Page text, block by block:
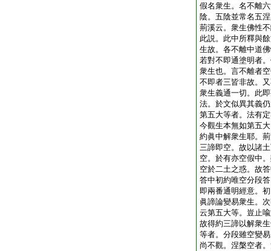
假名衆生。名不離
陰。五陰並常名五
荊溪云。衆生佛性
此説。此中所釋與
生故。各不離中道
若對不即通塗明者
衆生也。言不離者
不即者三皆非故。
衆生義通一切。此
法。於文似異其義
第五大等者。法有
今觀生本無如第五
約眞中解衆生耶。
三諦即空。故以諸
空。於有亦空假中
空於二土之惑。故
答中初約唯空分段
即兩番通明經意。
眞諦論變易衆生。
云第五大等。豈止
故得約三諦以解衆
等者。分段雖空變
尚不觀。涅槃空者